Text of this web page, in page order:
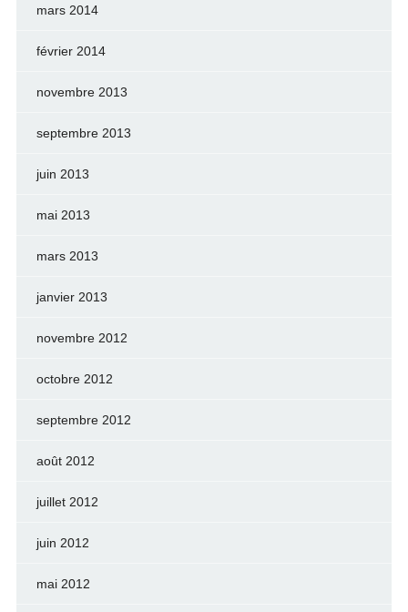
mars 2014
février 2014
novembre 2013
septembre 2013
juin 2013
mai 2013
mars 2013
janvier 2013
novembre 2012
octobre 2012
septembre 2012
août 2012
juillet 2012
juin 2012
mai 2012